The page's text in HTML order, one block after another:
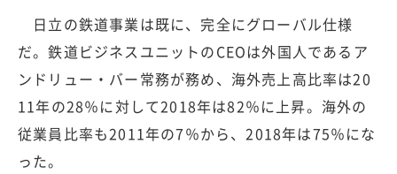
日立の鉄道事業は既に、完全にグローバル仕様
だ。鉄道ビジネスユニットのCEOは外国人であるア
ンドリュー・バー常務が務め、海外売上高比率は20
11年の28％に対して2018年は82％に上昇。海外の
従業員比率も2011年の7％から、2018年は75％にな
った。